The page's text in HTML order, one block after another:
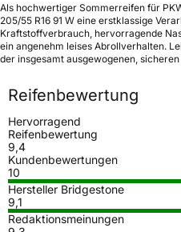
Als hochwertiger Sommerreifen für
205/55 R16 91 W eine erstklassige
Kraftstoffverbrauch, hervorragende
ein angenehm leises Abrollverhalten.
der insgesamt ausgewogenen,
Reifenbewertung
Hervorragend
Reifenbewertung
9,4
Kundenbewertungen
10
Hersteller Bridgestone
9,1
Redaktionsmeinungen